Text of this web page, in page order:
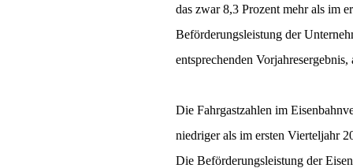
das zwar 8,3 Prozent mehr als im
Beförderungsleistung der
entsprechenden
Die Fahrgastzahlen im
niedriger als im ersten Vierteljahr
Die Beförderungsleistung der